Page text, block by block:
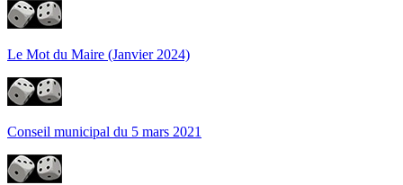
Le Mot du Maire (Janvier 2024)
Conseil municipal du 5 mars 2021